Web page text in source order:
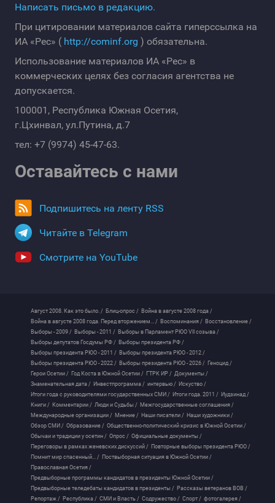
Написать письмо в редакцию.
При цитировании материалов сайта гиперссылка на
ИА «Рес» ( http://cominf.org ) обязательна.
Использование материалов ИА «Рес» в
коммерческих целях без согласия агентства не
допускается.
100001, Республика Южная Осетия,
г.Цхинвал, ул.Путина, д.7
тел: +7 (9974) 45-47-63.
Оставайтесь с нами
Подпишитесь на ленту RSS
Читайте в Telegram
Смотрите на YouTube
Август 2008. Как это было. / Блиц-опрос / Война в августе 2008 года /
Война в августе 2008 года. Перед вторжением... / Воспоминания / Восстановление /
Выборы - 2009 / Выборы - 2011 / Выборы в Парламент РЮО VII созыва /
Выборы депутатов Госдумы РФ / Выборы президента РФ /
Выборы президента РЮО - 2011 / Выборы президента РЮО - 2012 /
Выборы президента РЮО - 2022 / Выборы президента РЮО - 2026 / Геноцид /
Герои Осетии / Год Коста в Южной Осетии / ГТРК ИР / Документы /
Знаменательная дата / Инвестпрограмма / интервью / Искуство /
Итоги года с руководителями государственных СМИ / Итоги года. 2011 / Иудзинад /
Книги / Комментарии / Люди и Судьбы / Межгосударственные соглашения /
Международные организации / Мнение / Наши писатели / Наши художники /
Обзор СМИ / Образование / Общественно-политический кризис в Южной Осетии /
Обычаи и традиции у осетин / Опрос / Официальные документы /
Переговоры в рамках женевских дискуссий / Повторные выборы президента РЮО /
Помнит мир спасенный... / Поствыборная ситуация в Южной Осетии /
Православная Осетия /
Предвыборные программы кандидатов в президенты Южной Осетии /
Предвыборные теледебаты кандидатов в президенты / Рассказы ветеранов ВОВ /
Репортаж / Республика / СМИ и Власть / Содружество / Спорт / фотогалерея /